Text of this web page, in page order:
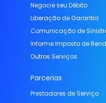
Negocie seu Débito
Liberação de Garantia
Comunicação de
Informe Imposto de
Outros Serviços
Parcerias
Prestadores de Serviço